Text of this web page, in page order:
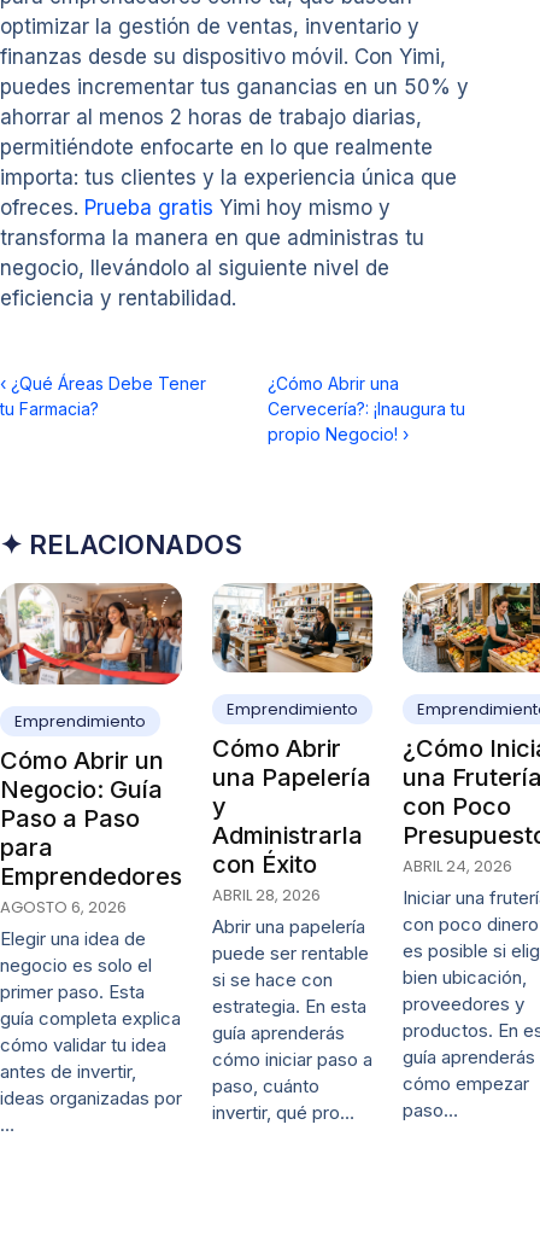
optimizar la gestión de ventas, inventario y
finanzas desde su dispositivo móvil. Con Yimi,
puedes incrementar tus ganancias en un 50% y
ahorrar al menos 2 horas de trabajo diarias,
permitiéndote enfocarte en lo que realmente
importa: tus clientes y la experiencia única que
ofreces. Prueba gratis Yimi hoy mismo y
transforma la manera en que administras tu
negocio, llevándolo al siguiente nivel de
eficiencia y rentabilidad.
‹ ¿Qué Áreas Debe Tener
tu Farmacia?
¿Cómo Abrir una
Cervecería?: ¡Inaugura tu
propio Negocio! ›
✦ RELACIONADOS
Emprendimiento
Cómo Abrir un
Negocio: Guía
Paso a Paso
para
Emprendedores
AGOSTO 6, 2026
Elegir una idea de
negocio es solo el
primer paso. Esta
guía completa explica
cómo validar tu idea
antes de invertir,
ideas organizadas por
…
Emprendimiento
Cómo Abrir
una Papelería
y
Administrarla
con Éxito
ABRIL 28, 2026
Abrir una papelería
puede ser rentable
si se hace con
estrategia. En esta
guía aprenderás
cómo iniciar paso a
paso, cuánto
invertir, qué pro…
¿Cómo
una
con Poco
ABRIL 24, 2026
Iniciar una
con poco dinero
es posible si
bien ubicación,
proveedores y
productos. En
guía aprenderás
cómo empezar
paso…